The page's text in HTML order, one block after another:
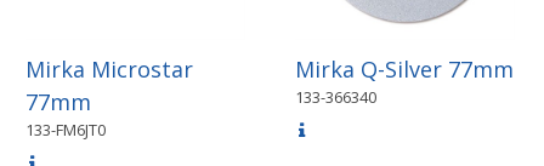
Mirka Microstar
77mm
133-FM6JT0
Mirka Q-Silver 77mm
133-366340